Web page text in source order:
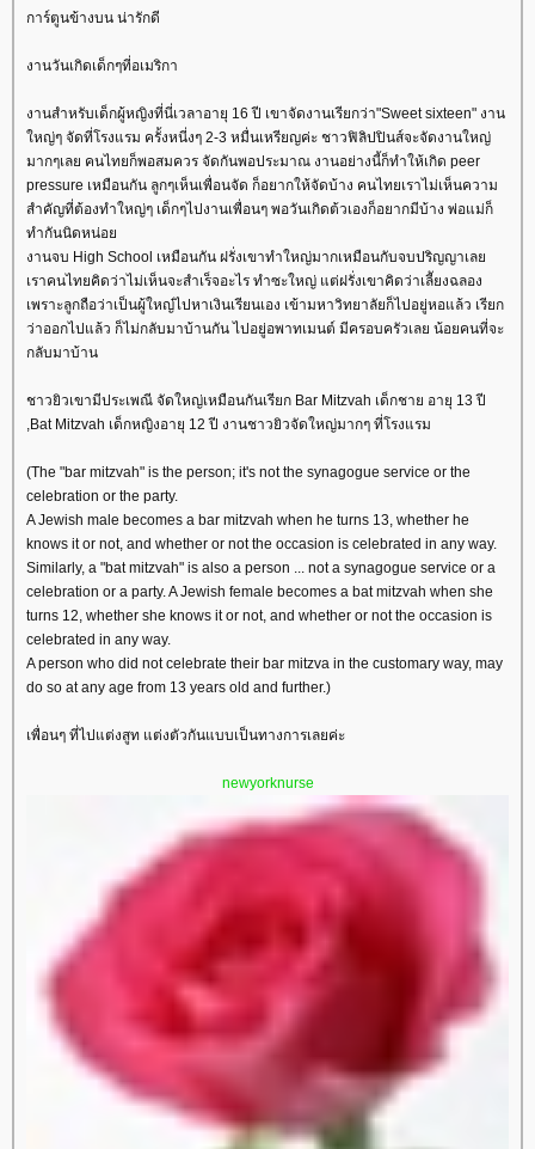
การ์ตูนข้างบน น่ารักดี
งานวันเกิดเด็กๆที่อเมริกา
งานสำหรับเด็กผู้หญิงที่นี่เวลาอายุ 16 ปี เขาจัดงานเรียกว่า"Sweet sixteen" งาน
หญ่ๆ จัดที่โรงแรม ครั้งหนี่งๆ 2-3 หมื่นเหรียญค่ะ ชาวฟิลิปปินส์จะจัดงานใหญ่
มากๆเลย คนไทยก็พอสมควร จัดกันพอประมาณ งานอย่างนี้ก็ทำให้เกิด peer
pressure เหมือนกัน ลูกๆเห็นเพื่อนจัด ก็อยากให้จัดบ้าง คนไทยเราไม่เห็นความ
สำคัญที่ต้องทำใหญ่ๆ เด็กๆไปงานเพื่อนๆ พอวันเกิดต้วเองก็อยากมีบ้าง พ่อแม่ก็
ทำกันนิดหน่อ
งานจบ High School เหมือนกัน ฝรั่งเขาทำใหญ่มากเหมือนกับจบปริญญาเล
เราคนไทยคิดว่าไม่เห็นจะสำเร็จอะไร ทำซะใหญ่ แต่ฝรั่งเขาคิดว่าเลีัยงฉลอง
เพราะลูกถือว่าเป็นผู้ใหญ๋ไปหาเงินเรียนเอง เข้ามหาวิทยาลัยก็ไปอยู่หอแล้ว เรียก
ว่าออกไปแล้ว ก็ไม่กลับมาบ้านกัน ไปอยู่อพาทเมนต์ มีครอบครัวเลย น้อยคนที่จะ
กลับมาบ้าน
ชาวยิวเขามีประเพณี จัดใหญ่เหมือนกันเรียก Bar Mitzvah เด็กชาย อายุ 13 ปี
,Bat Mitzvah เด็กหญิงอายุ 12 ปี งานชาวยิวจัดใหญ่มากๆ ที่โรงแรม
(The "bar mitzvah" is the person; it's not the synagogue service or the
celebration or the party.
A Jewish male becomes a bar mitzvah when he turns 13, whether he
knows it or not, and whether or not the occasion is celebrated in any way.
Similarly, a "bat mitzvah" is also a person ... not a synagogue service or a
celebration or a party. A Jewish female becomes a bat mitzvah when she
turns 12, whether she knows it or not, and whether or not the occasion is
celebrated in any way.
A person who did not celebrate their bar mitzva in the customary way, may
do so at any age from 13 years old and further.)
เพื่อนๆ ที่ไปแต่งสูท แต่งตัวกันแบบเป็นทางการเลยค่ะ
newyorknurse